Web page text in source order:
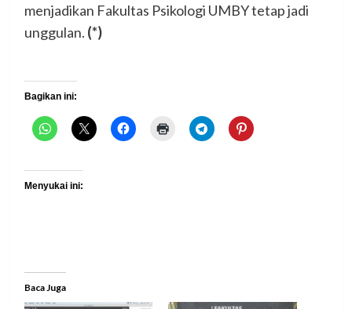
menjadikan Fakultas Psikologi UMBY tetap jadi
unggulan. (*)
Bagikan ini:
Menyukai ini:
Baca Juga